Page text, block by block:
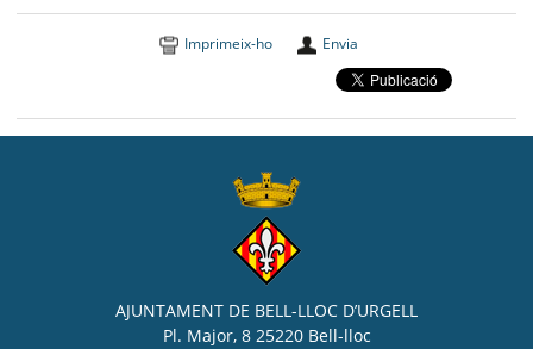
Imprimeix-ho Envia
AJUNTAMENT DE BELL-LLOC D’URGELL
Pl. Major, 8 25220 Bell-lloc